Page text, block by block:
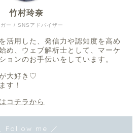
ガー / SNSアドバイザー
竹村玲奈
活用した、発信力や認知度を高め
め、ウェブ解析士として、マーケ
ョンのお手伝いをしています。
大好き♡
す！
コチラから
Follow me ／